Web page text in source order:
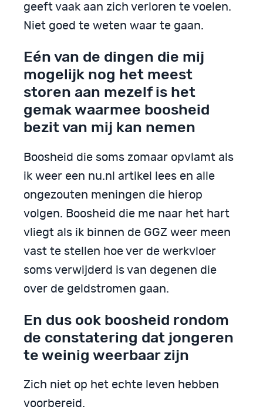
geeft vaak aan zich verloren te voelen.
Niet goed te weten waar te gaan.
Eén van de dingen die mij
mogelijk nog het meest
storen aan mezelf is het
gemak waarmee boosheid
bezit van mij kan nemen
Boosheid die soms zomaar opvlamt als
ik weer een nu.nl artikel lees en alle
ongezouten meningen die hierop
volgen. Boosheid die me naar het hart
vliegt als ik binnen de GGZ weer meen
vast te stellen hoe ver de werkvloer
soms verwijderd is van degenen die
over de geldstromen gaan.
En dus ook boosheid rondom
de constatering dat jongeren
te weinig weerbaar zijn
Zich niet op het echte leven hebben
voorbereid.